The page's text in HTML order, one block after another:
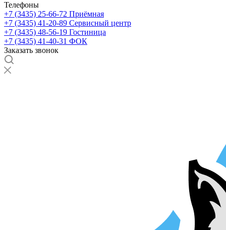
Телефоны
+7 (3435) 25-66-72 Приёмная
+7 (3435) 41-20-89 Сервисный центр
+7 (3435) 48-56-19 Гостиница
+7 (3435) 41-40-31 ФОК
Заказать звонок